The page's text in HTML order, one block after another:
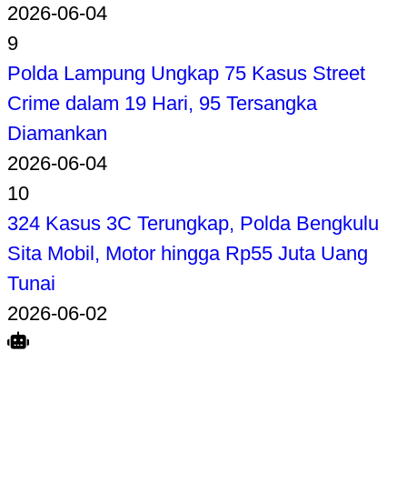
2026-06-04
9
Polda Lampung Ungkap 75 Kasus Street
Crime dalam 19 Hari, 95 Tersangka
Diamankan
2026-06-04
10
324 Kasus 3C Terungkap, Polda Bengkulu
Sita Mobil, Motor hingga Rp55 Juta Uang
Tunai
2026-06-02